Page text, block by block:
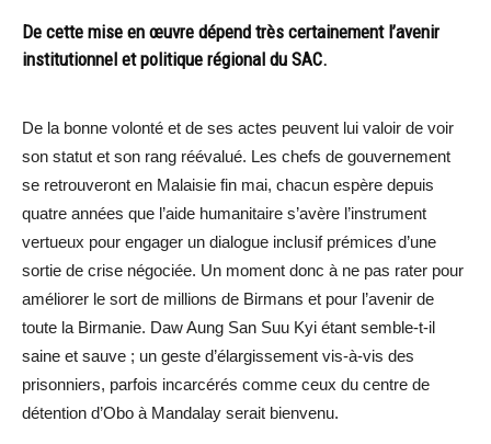
De cette mise en œuvre dépend très certainement l’avenir
institutionnel et politique régional du SAC.
De la bonne volonté et de ses actes peuvent lui valoir de voir
son statut et son rang réévalué. Les chefs de gouvernement
se retrouveront en Malaisie fin mai, chacun espère depuis
quatre années que l’aide humanitaire s’avère l’instrument
vertueux pour engager un dialogue inclusif prémices d’une
sortie de crise négociée. Un moment donc à ne pas rater pour
améliorer le sort de millions de Birmans et pour l’avenir de
toute la Birmanie. Daw Aung San Suu Kyi étant semble-t-il
saine et sauve ; un geste d’élargissement vis-à-vis des
prisonniers, parfois incarcérés comme ceux du centre de
détention d’Obo à Mandalay serait bienvenu.